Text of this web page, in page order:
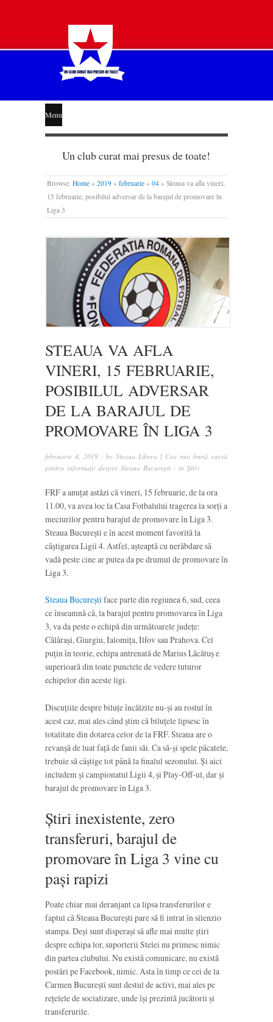
STEAUA
LIBERĂ
Menu
Un club curat mai presus de toate!
Browse: Home » 2019 » februarie » 04 » Steaua va afla vineri,
15 februarie, posibilul adversar de la barajul de promovare în
Liga 3
STEAUA VA AFLA
VINERI, 15 FEBRUARIE,
POSIBILUL ADVERSAR
DE LA BARAJUL DE
PROMOVARE ÎN LIGA 3
februarie 4, 2019 · by Steaua Libera | Cea mai bună sursă
pentru informații despre Steaua București · in Știri
FRF a anuțat astăzi că vineri, 15 februarie, de la ora
11.00, va avea loc la Casa Fotbalului tragerea la sorți a
meciurilor pentru barajul de promovare în Liga 3.
Steaua București e în acest moment favorită la
câștigarea Ligii 4. Astfel, așteaptă cu nerăbdare să
vadă peste cine ar putea da pe drumul de promovare în
Liga 3.
Steaua Bucureștiface parte din regiunea 6, sud, ceea
ce înseamnă că, la barajul pentru promovarea în Liga
3, va da peste o echipă din următoarele județe:
Călărași, Giurgiu, Ialomița, Ilfov sau Prahova. Cel
puțin în teorie, echipa antrenată de Marius Lăcătuș e
superioară din toate punctele de vedere tuturor
echipelor din aceste ligi.
Discuțiile despre biluțe încălzite nu-și au rostul în
acest caz, mai ales când știm că biluțele lipsesc în
totalitate din dotarea celor de la FRF. Steaua are o
revanșă de luat față de fanii săi. Ca să-și spele păcatele,
trebuie să câștige tot până la finalul sezonului. Și aici
includem și campionatul Ligii 4, și Play-Off-ul, dar și
barajul de promovare în Liga 3.
Știri inexistente, zero
transferuri, barajul de
promovare în Liga 3 vine cu
pași rapizi
Poate chiar mai deranjant ca lipsa transferurilor e
faptul că Steaua București pare să fi intrat în silenzio
stampa. Deși sunt disperași să afle mai multe știri
despre echipa lor, suporterii Stelei nu primesc nimic
din partea clubului. Nu există comunicare, nu există
postări pe Facebook, nimic. Asta în timp ce cei de la
Carmen București sunt destul de activi, mai ales pe
rețelele de socializare, unde își prezintă jucătorii și
transferurile.